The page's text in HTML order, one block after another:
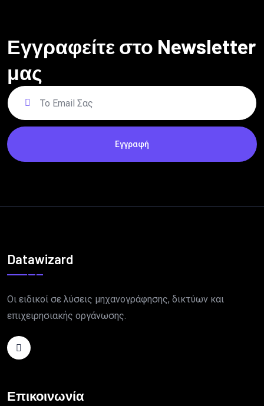
Εγγραφείτε στο Newsletter
μας
Εγγραφή
Datawizard
Οι ειδικοί σε λύσεις μηχανογράφησης, δικτύων και
επιχειρησιακής οργάνωσης.
Επικοινωνία